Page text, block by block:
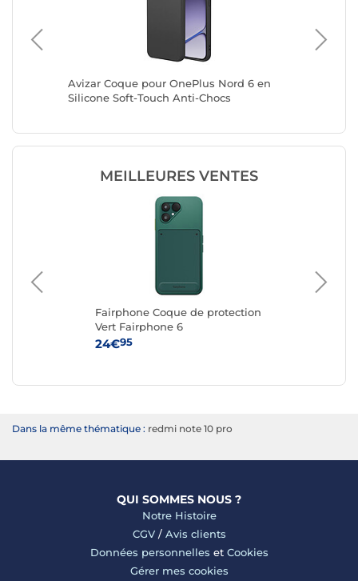
Avizar Coque pour OnePlus Nord 6 en
Silicone Soft-Touch Anti-Chocs
MEILLEURES VENTES
Fairphone Coque de protection
Vert Fairphone 6
24€95
Dans la même thématique : redmi note 10 pro
QUI SOMMES NOUS ?
Notre Histoire
CGV/ Avis clients
Données personnelles et Cookies
Gérer mes cookies